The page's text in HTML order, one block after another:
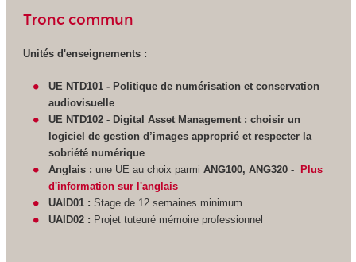
Tronc commun
Unités d'enseignements :
UE NTD101 - Politique de numérisation et conservation
audiovisuelle
UE NTD102 - Digital Asset Management : choisir un
logiciel de gestion d’images approprié et respecter la
sobriété numérique
Anglais : une UE au choix parmiANG100, ANG320 -
Plus
d'information sur l'anglais
UAID01 :Stage de 12 semaines minimum
UAID02 : Projet tuteuré mémoire professionnel